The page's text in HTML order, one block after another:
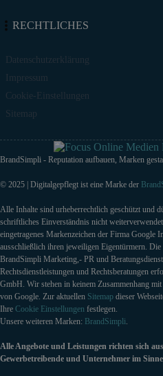
RECHTLICHES
Datenschutzerklärung
Impressum
Cookie-Einstellungen
Sitemap
BrandSimpli - Reputation aufbauen, Marken
© 2025 | Digitalgepflegt ist eine Marke der
Alle Inhalte sind urheberrechtlich geschützt und
schriftliches Einverständnis nicht
eingetragenes Markenzeichen der Firma Google
ausschließlich ihren jeweiligen Eigentürmern.
BrandSimpli Marketing,- PR und
Rechtsdienstleistungen und Rechtsberatungen
GmbH. Wir stehen in keinem Zusammenhang
von Google. Zur aktuellen Sitemap dieser
Ihre Cookie Einstellungen festlegen.
Unsere weiteren Marken: BrandSimpli.
Alle Angebote und Leistungen richten sich
Gewerbetreibende und Unternehmer im